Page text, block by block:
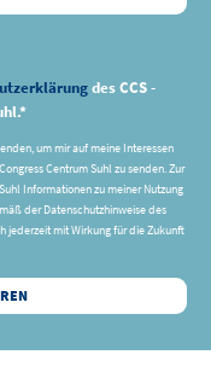
des CCS -
um mir auf meine Interessen
Centrum Suhl zu senden. Zur
Informationen zu meiner Nutzung
der Datenschutzhinweise des
jederzeit mit Wirkung für die Zukunft